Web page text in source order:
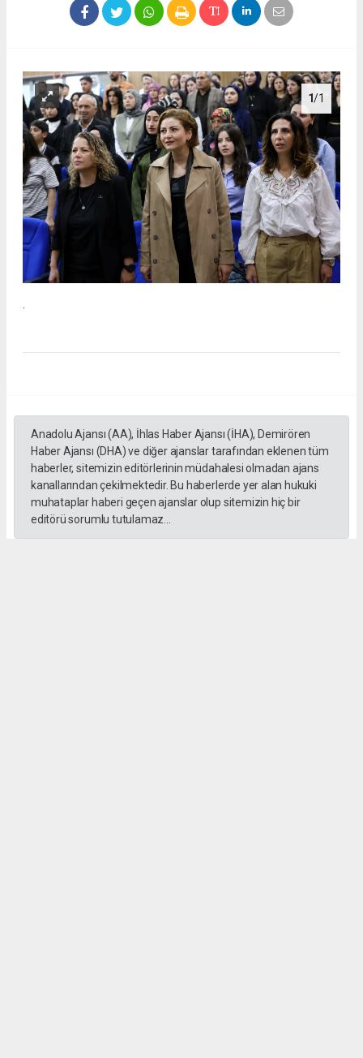
1/1
.
Anadolu Ajansı (AA), İhlas Haber Ajansı (İHA), Demirören
Haber Ajansı (DHA) ve diğer ajanslar tarafından eklenen tüm
haberler, sitemizin editörlerinin müdahalesi olmadan ajans
kanallarından çekilmektedir. Bu haberlerde yer alan hukuki
muhataplar haberi geçen ajanslar olup sitemizin hiç bir
editörü sorumlu tutulamaz...